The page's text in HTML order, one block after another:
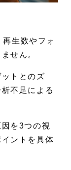
生数やフォ
せん。
トとのズ
不足による
を3つの視
ントを具体